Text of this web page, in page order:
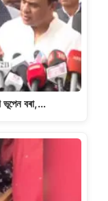
ভূপেন বৰা,…